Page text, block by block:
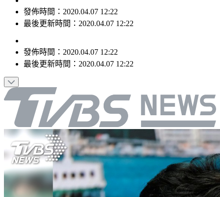
發佈時間：2020.04.07 12:22
最後更新時間：2020.04.07 12:22
發佈時間： 2020.04.07 12:22
最後更新時間： 2020.04.07 12:22